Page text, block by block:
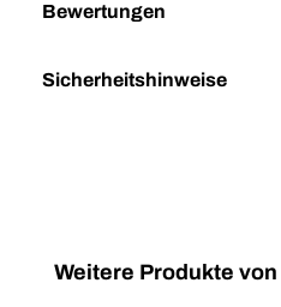
Bewertungen
Sicherheitshinweise
Produktgalerie
Weitere Produkte